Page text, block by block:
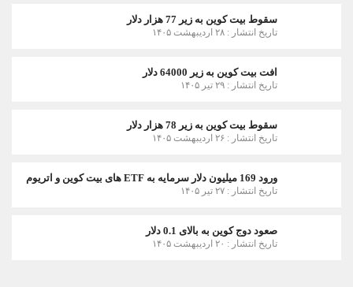
سقوط بیت کوین به زیر 77 هزار دلار
تاریخ انتشار : ۲۸ اردیبهشت ۱۴۰۵
افت بیت کوین به زیر 64000 دلار
تاریخ انتشار : ۲۹ تیر ۱۴۰۵
سقوط بیت کوین به زیر 78 هزار دلار
تاریخ انتشار : ۲۶ اردیبهشت ۱۴۰۵
ورود 169 میلیون دلار سرمایه به ETF های بیت کوین و اتریوم
تاریخ انتشار : ۲۷ تیر ۱۴۰۵
صعود دوج کوین به بالای 0.1 دلار
تاریخ انتشار : ۲۰ اردیبهشت ۱۴۰۵